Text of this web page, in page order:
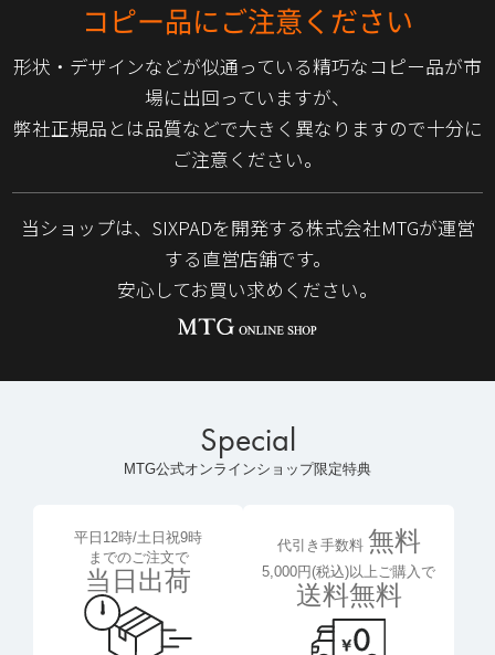
コピー品にご注意ください
形状・デザインなどが似通っている精巧なコピー品が市
場に出回っていますが、
弊社正規品とは品質などで大きく異なりますので十分に
ご注意ください。
当ショップは、SIXPADを開発する株式会社MTGが運営
する直営店舗です。
安心してお買い求めください。
Special
MTG公式オンラインショップ限定特典
平日12時/土日祝9時
までのご注文で
当日出荷
代引き手数料 無料
5,000円(税込)以上ご購入で
送料無料